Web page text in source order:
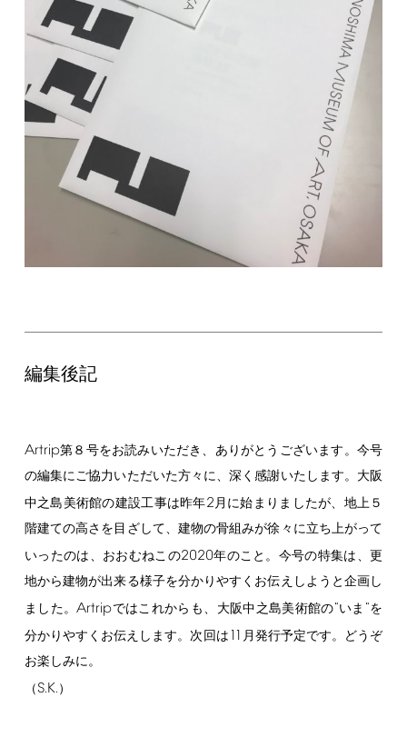
編集後記
Artrip第８号をお読みいただき、ありがとうございます。今号
の編集にご協力いただいた方々に、深く感謝いたします。大阪
中之島美術館の建設工事は昨年2月に始まりましたが、地上５
階建ての高さを目ざして、建物の骨組みが徐々に立ち上がって
いったのは、おおむねこの2020年のこと。今号の特集は、更
地から建物が出来る様子を分かりやすくお伝えしようと企画し
ました。Artripではこれからも、大阪中之島美術館の"いま "を
分かりやすくお伝えします。次回は11 月発行予定です。どうぞ
お楽しみに。
（S.K.）